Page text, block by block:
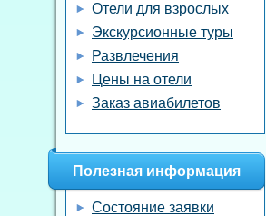
Отели для взрослых
Экскурсионные туры
Развлечения
Цены на отели
Заказ авиабилетов
Полезная информация
Состояние заявки